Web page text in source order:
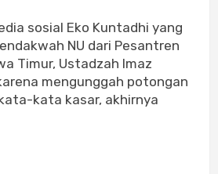
sosial Eko Kuntadhi yang
NU dari Pesantren
Timur, Ustadzah Imaz
mengunggah potongan
kata kasar, akhirnya